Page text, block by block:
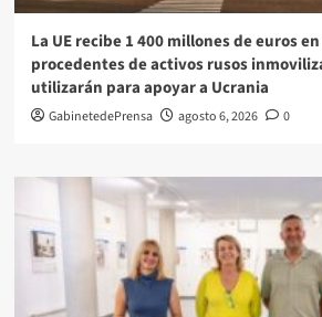
La UE recibe 1 400 millones de euros
procedentes de activos rusos
utilizarán para apoyar a Ucrania
GabinetedePrensa agosto 6, 2026 0